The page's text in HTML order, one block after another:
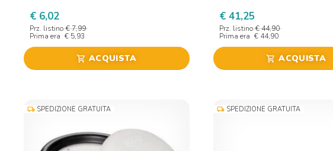
€ 6,02
Prz. listino € 7,99
Prima era € 5,93
shopping_cart ACQUISTA
€ 41,25
Prz. listino € 44,90
Prima era € 44,90
shopping_cart ACQUISTA
local_shipping SPEDIZIONE GRATUITA local_shipping SPEDIZIONE GRATUITA